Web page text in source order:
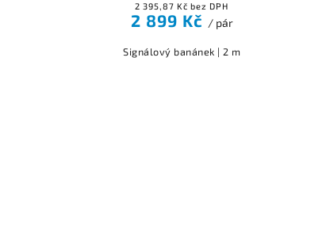
2 395,87 Kč bez DPH
2 899 Kč / pár
Signálový banánek | 2 m